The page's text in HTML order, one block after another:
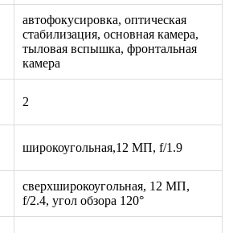
автофокусировка, оптическая
стабилизация, основная камера,
тыловая вспышка, фронтальная
камера
2
широкоугольная,12 МП, f/1.9
сверхширокоугольная, 12 МП,
f/2.4, угол обзора 120°